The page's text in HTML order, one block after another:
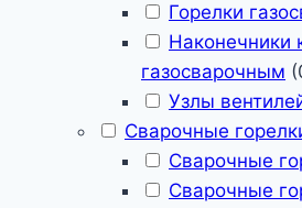
Горелки
Наконечники
газосварочным (
Узлы
Сварочные
Сварочные
Сварочные